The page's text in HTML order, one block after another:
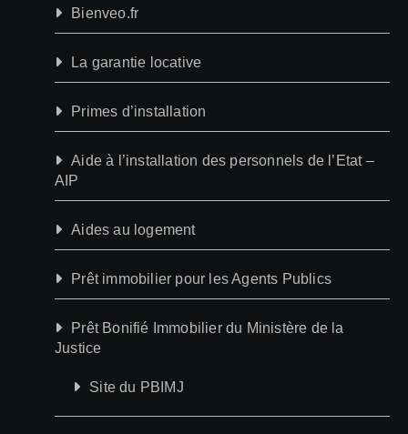
Bienveo.fr
La garantie locative
Primes d’installation
Aide à l’installation des personnels de l’Etat –
AIP
Aides au logement
Prêt immobilier pour les Agents Publics
Prêt Bonifié Immobilier du Ministère de la
Justice
Site du PBIMJ